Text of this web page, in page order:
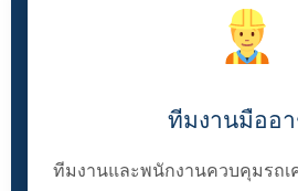
ทีมงานมืออ
ทีมงานและพนักงานควบคุมรถ